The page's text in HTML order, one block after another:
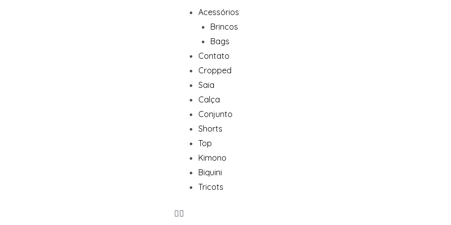
Acessórios
Brincos
Bags
Contato
Cropped
Saia
Calça
Conjunto
Shorts
Top
Kimono
Biquini
Tricots